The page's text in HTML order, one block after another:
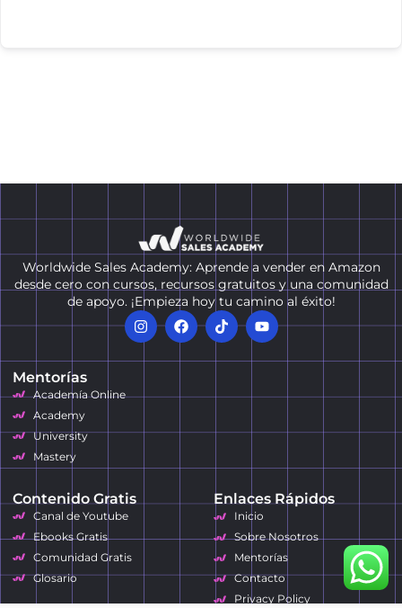
Worldwide Sales Academy: Aprende a vender en Amazon
desde cero con cursos, recursos gratuitos y una comunidad
de apoyo. ¡Empieza hoy tu camino al éxito!
Mentorías
Academía Online
Academy
University
Mastery
Contenido Gratis
Canal de Youtube
Ebooks Gratis
Comunidad Gratis
Glosario
Enlaces Rápidos
Inicio
Sobre Nosotros
Mentorías
Contacto
Privacy Policy